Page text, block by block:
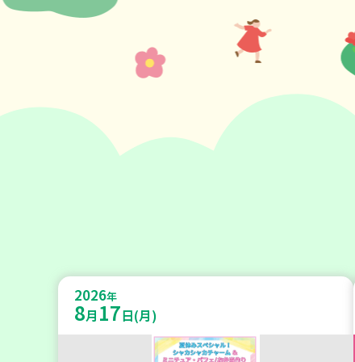
2026年
8月 17日(月)